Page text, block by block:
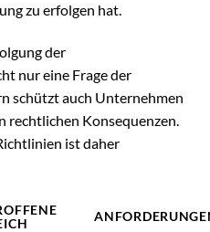
zu erfolgen hat.
der
nur eine Frage der
schützt auch Unternehmen
rechtlichen Konsequenzen.
ist daher